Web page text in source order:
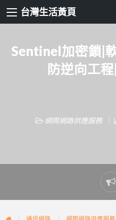
台灣生活黃頁
Sentinel加密鎖|
防逆向工
網際網路供應服務